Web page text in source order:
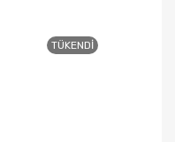
TÜKENDI